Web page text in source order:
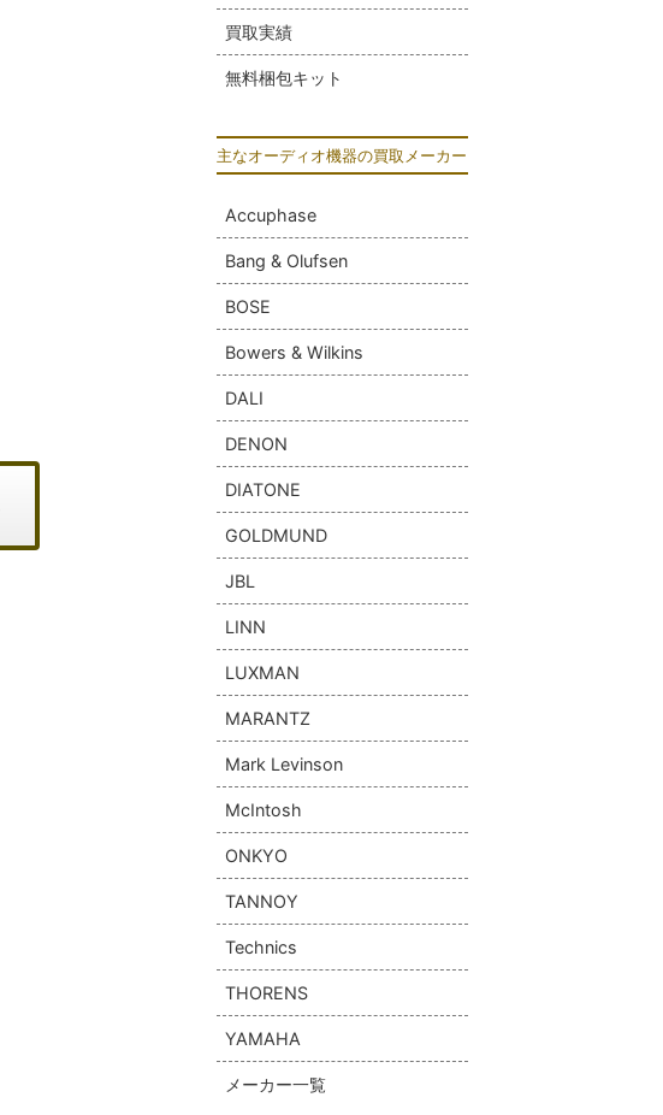
買取実績
無料梱包キット
主なオーディオ機器の買取メーカー
Accuphase
Bang & Olufsen
BOSE
Bowers & Wilkins
DALI
DENON
DIATONE
GOLDMUND
JBL
LINN
LUXMAN
MARANTZ
Mark Levinson
McIntosh
ONKYO
TANNOY
Technics
THORENS
YAMAHA
メーカー一覧